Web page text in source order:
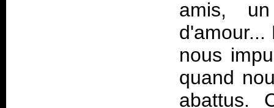
amis,
nous
quand
abattus.